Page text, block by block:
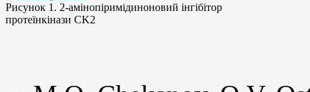
Рисунок 1. 2-амінопіримідиноновий інгібітор
протеїнкінази CK2